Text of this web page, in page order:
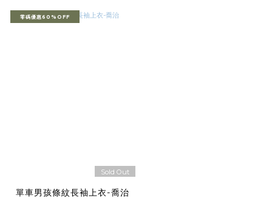
零碼優惠60%OFF
Sold Out
單車男孩條紋長袖上衣-喬治